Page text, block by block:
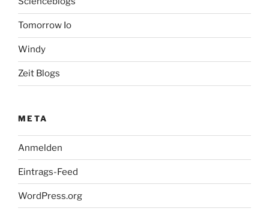
Tomorrow Io
Windy
Zeit Blogs
META
Anmelden
Eintrags-Feed
WordPress.org